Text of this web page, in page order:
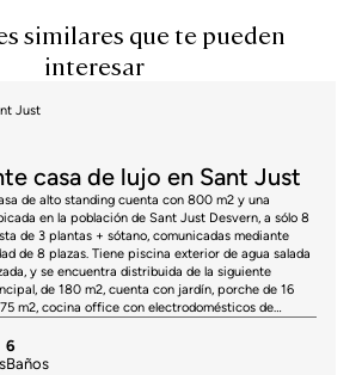
similares que te pueden
interesar
Just
casa de lujo en Sant Just
de alto standing cuenta con 800 m2 y una
en la población de Sant Just Desvern, a sólo 8
de 8 plazas. Tiene piscina exterior de agua salada
y se encuentra distribuida de la siguiente
m2, cocina office con electrodomésticos de
de 175 m2 y terraza de 33 m2, con 4 suites y
la segunda planta se encuentra
6
Baños